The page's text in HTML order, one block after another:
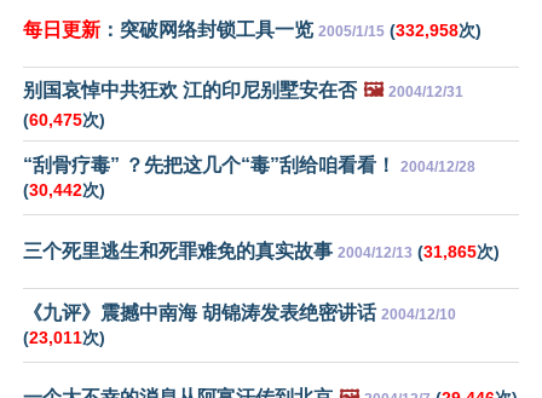
每日更新 ：突破网络封锁工具一览 2005/1/15 (332,958次)
别国哀悼中共狂欢 江的印尼别墅安在否 🖼️ 2004/12/31
(60,475次)
“刮骨疗毒” ？先把这几个“毒”刮给咱看看！ 2004/12/28
(30,442次)
三个死里逃生和死罪难免的真实故事 2004/12/13 (31,865次)
《九评》震撼中南海 胡锦涛发表绝密讲话 2004/12/10
(23,011次)